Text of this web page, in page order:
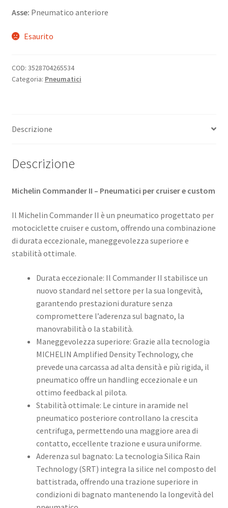
Asse: Pneumatico anteriore
Esaurito
COD: 3528704265534
Categoria: Pneumatici
Descrizione
Descrizione
Michelin Commander II – Pneumatici per cruiser e custom
Il Michelin Commander II è un pneumatico progettato per
motociclette cruiser e custom, offrendo una combinazione
di durata eccezionale, maneggevolezza superiore e
stabilità ottimale.
Durata eccezionale: Il Commander II stabilisce un
nuovo standard nel settore per la sua longevità,
garantendo prestazioni durature senza
compromettere l’aderenza sul bagnato, la
manovrabilità o la stabilità.
Maneggevolezza superiore: Grazie alla tecnologia
MICHELIN Amplified Density Technology, che
prevede una carcassa ad alta densità e più rigida, il
pneumatico offre un handling eccezionale e un
ottimo feedback al pilota.
Stabilità ottimale: Le cinture in aramide nel
pneumatico posteriore controllano la crescita
centrifuga, permettendo una maggiore area di
contatto, eccellente trazione e usura uniforme.
Aderenza sul bagnato: La tecnologia Silica Rain
Technology (SRT) integra la silice nel composto del
battistrada, offrendo una trazione superiore in
condizioni di bagnato mantenendo la longevità del